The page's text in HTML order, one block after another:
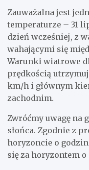
Zauważalna jest
temperaturze – 31
dzień wcześniej, z
wahającymi się
Warunki wiatrowe
prędkością
km/h i głównym
zachodnim.
Zwróćmy uwagę na
słońca. Zgodnie z
horyzoncie o
się za horyzontem